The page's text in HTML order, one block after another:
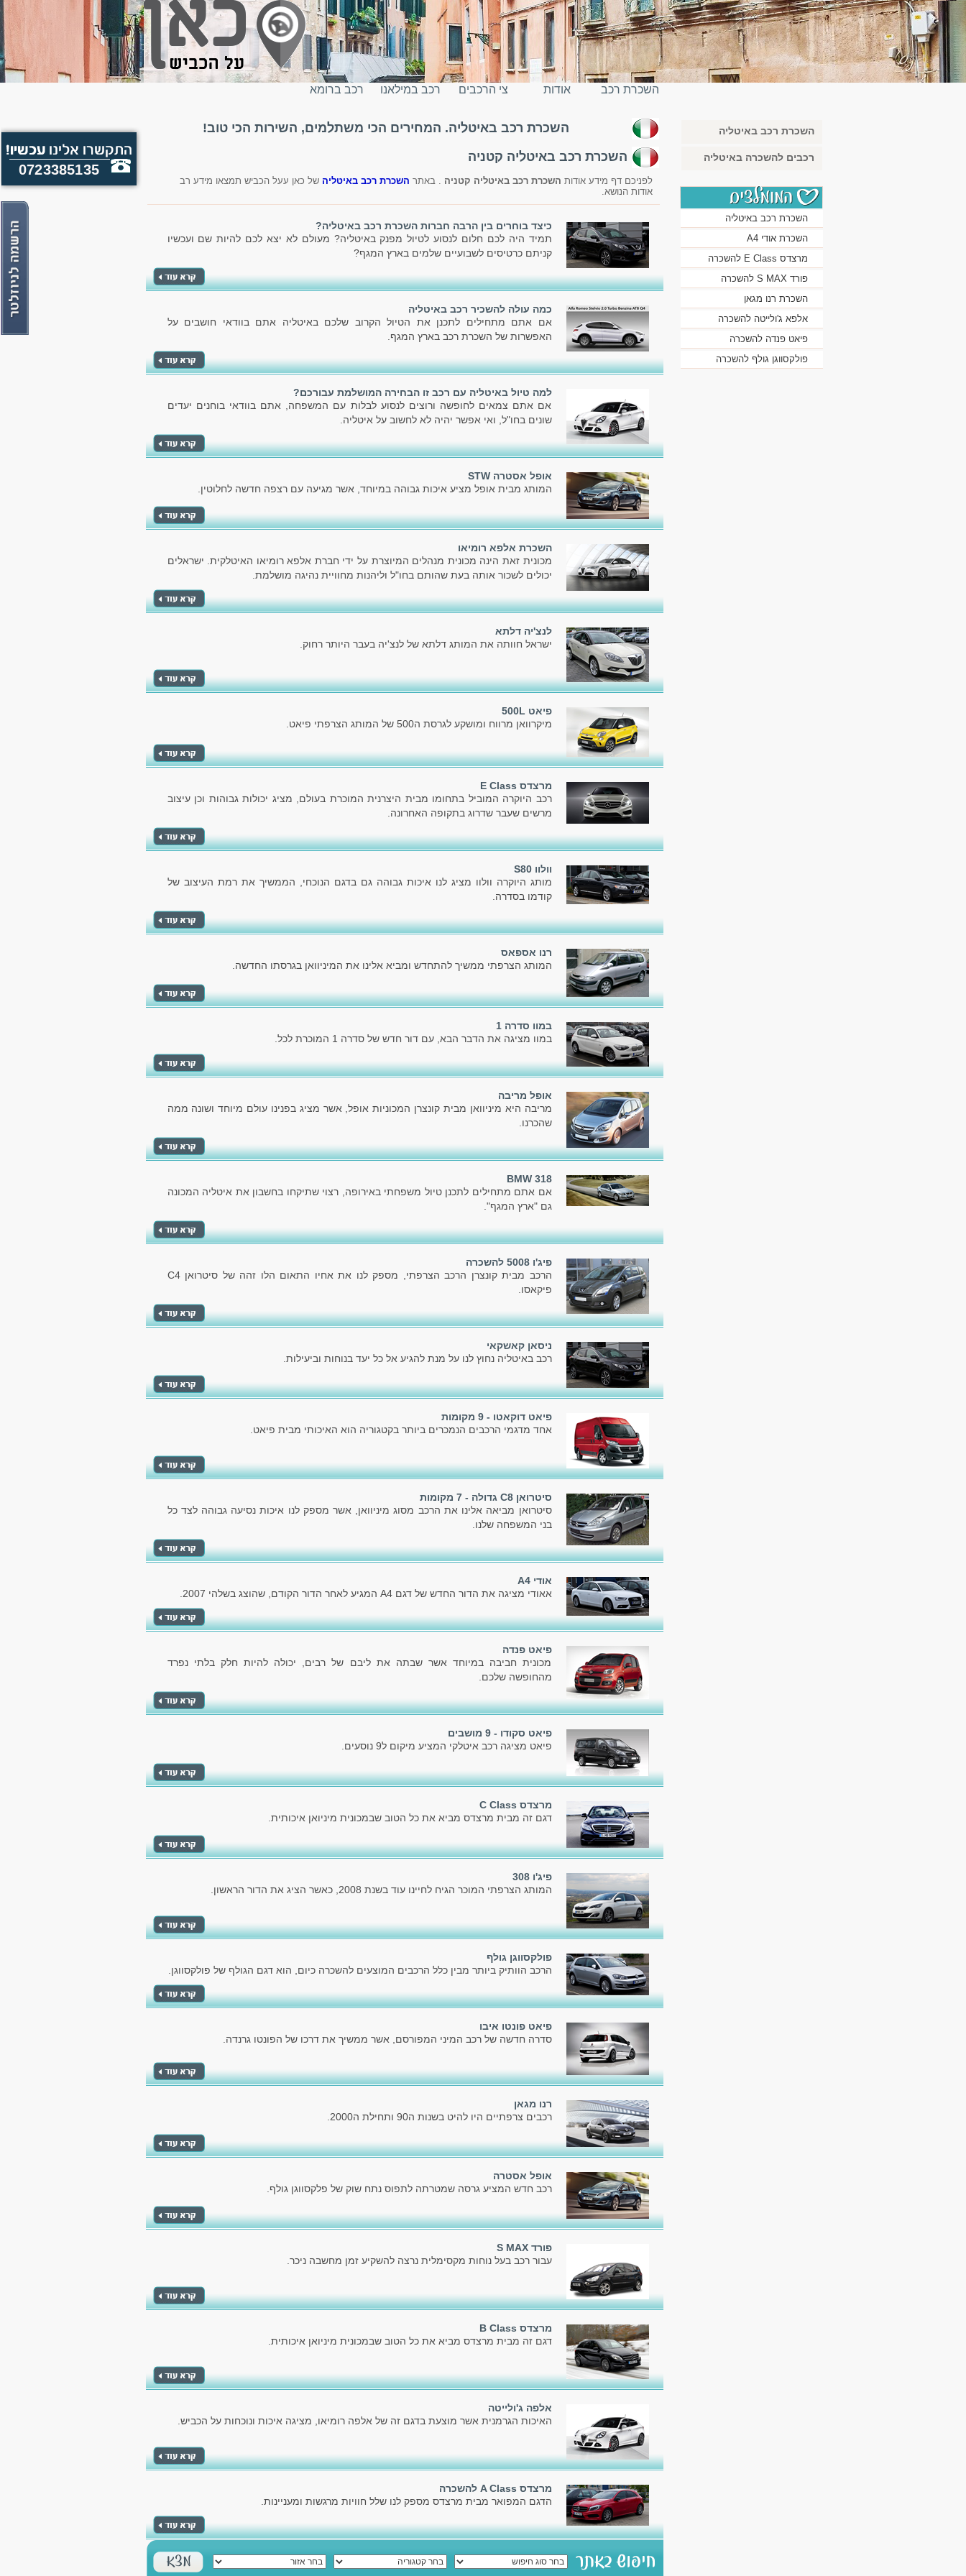
0723385135
השכרת רכב
באיטליה
אודות צי הרכבים רכב במילאנו רכב ברומא
השכרת רכב באיטליה. המחירים הכי משתלמים, השירות הכי טוב!
השכרת רכב באיטליה קטניה
לפניכם דף מידע אודות השכרת רכב באיטליה קטניה . באתר השכרת רכב באיטליה של כאן עעל הכביש תמצאו מידע רב
אודות הנושא.
כיצד בוחרים בין הרבה חברות השכרת רכב באיטליה?
תמיד היה לכם חלום לנסוע לטיול מפנק באיטליה? מעולם לא יצא לכם להיות שם ועכשיו
קניתם כרטיסים לשבועיים שלמים בארץ המגף?
כמה עולה להשכיר רכב באיטליה
אם אתם מתחילים לתכנן את הטיול הקרוב שלכם באיטליה אתם בוודאי חושבים על
האפשרות של השכרת רכב בארץ המגף.
למה טיול באיטליה עם רכב זו הבחירה המושלמת עבורכם?
אם אתם צמאים לחופשה ורוצים לנסוע לבלות עם המשפחה, אתם בוודאי בוחנים יעדים
שונים בחו"ל, ואי אפשר יהיה לא לחשוב על איטליה.
אופל אסטרה STW
המותג מבית אופל מציע איכות גבוהה במיוחד, אשר מגיעה עם רצפה חדשה לחלוטין.
השכרת אלפא רומיאו
מכונית זאת הינה מכונית מנהלים המיוצרת על ידי חברת אלפא רומיאו האיטלקית. ישראלים
יכולים לשכור אותה בעת שהותם בחו"ל וליהנות מחוויית נהיגה מושלמת.
לנצ'יה דלתא
ישראל חוותה את המותג דלתא של לנצ'יה בעבר היותר רחוק.
פיאט 500L
מיקרוואן מרווח ומושקע לגרסת ה500 של המותג הצרפתי פיאט.
מרצדס E Class
רכב היוקרה המוביל בתחומו מבית היצרנית המוכרת בעולם, מציג יכולות גבוהות וכן עיצוב
מרשים שעבר שדרוג בתקופה האחרונה.
וולוו S80
מותג היוקרה וולוו מציג לנו איכות גבוהה גם בדגם הנוכחי, הממשיך את רמת העיצוב של
קודמו בסדרה.
רנו אספאס
המותג הצרפתי ממשיך להתחדש ומביא אלינו את המיניוואן בגרסתו החדשה.
במוו סדרה 1
במוו מציגה את הדבר הבא, עם דור חדש של סדרה 1 המוכרת לכל.
אופל מריבה
מריבה היא מיניוואן מבית קונצרן המכוניות אופל, אשר מציג בפנינו עולם מיוחד ושונה ממה
שהכרנו.
BMW 318
אם אתם מתחילים לתכנן טיול משפחתי באירופה, רצוי שתיקחו בחשבון את איטליה המכונה
גם "ארץ המגף".
פיג'ו 5008 להשכרה
הרכב מבית קונצרן הרכב הצרפתי, מספק לנו את אחיו התאום הלו זהה של סיטרואן C4
פיקאסו.
ניסאן קאשקאי
רכב באיטליה נחוץ לנו על מנת להגיע אל כל יעד בנוחות וביעילות.
פיאט דוקאטו - 9 מקומות
אחד מדגמי הרכבים הנמכרים ביותר בקטגוריה הוא האיכותי מבית פיאט.
סיטרואן C8 גדולה - 7 מקומות
סיטרואן מביאה אלינו את הרכב מסוג מיניוואן, אשר מספק לנו איכות נסיעה גבוהה לצד כל
בני המשפחה שלנו.
אודי A4
אאודי מציגה את הדור החדש של דגם A4 המגיע לאחר הדור הקודם, שהוצג בשלהי 2007.
פיאט פנדה
מכונית חביבה במיוחד אשר שבתה את ליבם של רבים, יכולה להיות חלק בלתי נפרד
מהחופשה שלכם.
פיאט סקודו - 9 מושבים
פיאט מציגה רכב איטלקי המציע מיקום ל9 נוסעים.
מרצדס C Class
דגם זה מבית מרצדס מביא את כל הטוב שבמכונית מיניואן איכותית.
פיג'ו 308
המותג הצרפתי המוכר הגיח לחיינו עוד בשנת 2008, כאשר הציג את הדור הראשון.
פולקסווגן גולף
הרכב הוותיק ביותר מבין כלל הרכבים המוצעים להשכרה כיום, הוא דגם הגולף של פולקסווגן.
פיאט פונטו איבו
סדרה חדשה של רכב המיני המפורסם, אשר ממשיך את דרכו של הפונטו גרנדה.
רנו מגאן
רכבים צרפתיים היו להיט בשנות ה90 ותחילת ה2000.
אופל אסטרה
רכב חדש המציע גרסה שמטרתה לתפוס נתח שוק של פלקסווגן גולף.
פורד S MAX
עבור רכב בעל נוחות מקסימלית נרצה להשקיע זמן מחשבה ניכר.
מרצדס B Class
דגם זה מבית מרצדס מביא את כל הטוב שבמכונית מיניואן איכותית.
אלפה ג'ולייטה
האיכות הגרמנית אשר מוצעת בדגם זה של אלפה רומיאו, מציגה איכות ונוכחות על הכביש.
מרצדס A Class להשכרה
הדגם המפואר מבית מרצדס מספק לנו שלל חוויות מרגשות ומעניינות.
השכרת רכב באיטליה
רכבים להשכרה באיטליה
השכרת רכב באיטליה
השכרת אודי A4
מרצדס E Class להשכרה
פורד S MAX להשכרה
השכרת רנו מגאן
אלפא ג'ולייטה להשכרה
פיאט פנדה להשכרה
פולקסווגן גולף להשכרה